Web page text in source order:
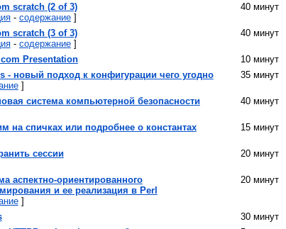
scratch (2 of 3)‎
- содержание]
40 минут
scratch (3 of 3)‎
- содержание]
40 минут
Presentation‎ 10 минут
- новый подход к конфигурации чего угодно‎
]
35 минут
система компьютерной безопасности‎ 40 минут
на спичках или подробнее о константах‎ 15 минут
сессии‎ 20 минут
аспектно-ориентированного
и ее реализация в Perl‎
]
20 минут
30 минут